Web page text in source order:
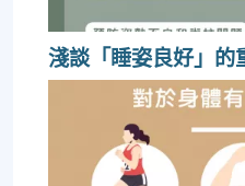
淺談「睡姿良好」的